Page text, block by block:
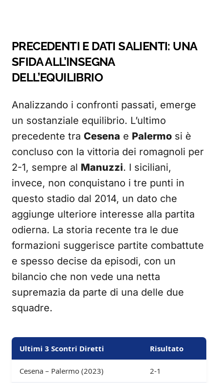
PRECEDENTI E DATI SALIENTI: UNA
SFIDA ALL’INSEGNA
DELL’EQUILIBRIO
Analizzando i confronti passati, emerge
un sostanziale equilibrio. L’ultimo
precedente tra Cesena e Palermo si è
concluso con la vittoria dei romagnoli per
2-1, sempre al Manuzzi. I siciliani,
invece, non conquistano i tre punti in
questo stadio dal 2014, un dato che
aggiunge ulteriore interesse alla partita
odierna. La storia recente tra le due
formazioni suggerisce partite combattute
e spesso decise da episodi, con un
bilancio che non vede una netta
supremazia da parte di una delle due
squadre.
Ultimi 3 Scontri Diretti Risultato
Cesena – Palermo (2023) 2-1